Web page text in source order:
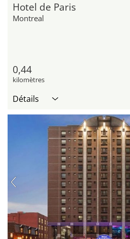
Hotel de Paris
Montreal
0,44
kilomètres
Détails